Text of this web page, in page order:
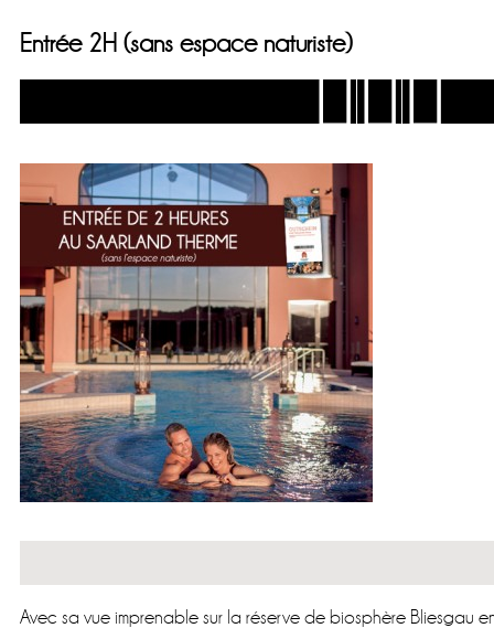
Entrée 2H (sans espace naturiste)
Avec sa vue imprenable sur la réserve de biosphère Bliesgau